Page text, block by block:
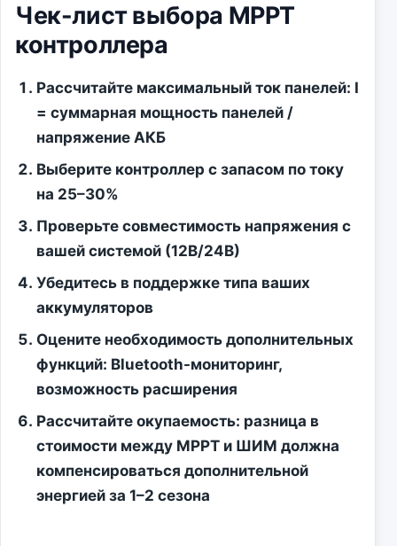
Чек-лист выбора MPPT
контроллера
Рассчитайте максимальный ток панелей: I
= суммарная мощность панелей /
напряжение АКБ
Выберите контроллер с запасом по току
на 25–30%
Проверьте совместимость напряжения с
вашей системой (12В/24В)
Убедитесь в поддержке типа ваших
аккумуляторов
Оцените необходимость дополнительных
функций: Bluetooth-мониторинг,
возможность расширения
Рассчитайте окупаемость: разница в
стоимости между MPPT и ШИМ должна
компенсироваться дополнительной
энергией за 1–2 сезона